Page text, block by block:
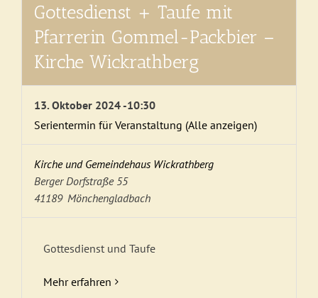
Gottesdienst + Taufe mit
Pfarrerin Gommel-Packbier –
Kirche Wickrathberg
13. Oktober 2024 -10:30
Serientermin für Veranstaltung (Alle anzeigen)
Kirche und Gemeindehaus Wickrathberg
Berger Dorfstraße 55
Mönchengladbach
41189
Gottesdienst und Taufe
Mehr erfahren